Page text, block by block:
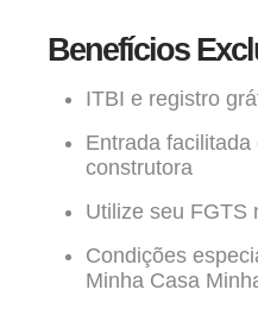
Benefícios
ITBI e registro
Entrada
construtora
Utilize seu FGTS
Condições
Minha Casa